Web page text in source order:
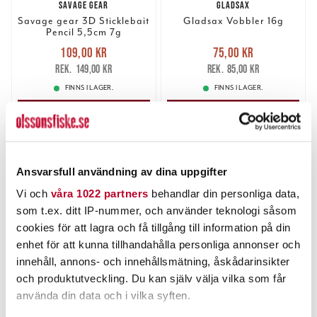
Ansvarsfull användning av dina uppgifter
Vi och våra 1022 partners behandlar din personliga data,
som t.ex. ditt IP-nummer, och använder teknologi såsom
cookies för att lagra och få tillgång till information på din
enhet för att kunna tillhandahålla personliga annonser och
innehåll, annons- och innehållsmätning, åskådarinsikter
och produktutveckling. Du kan själv välja vilka som får
använda din data och i vilka syften.
SAVAGE GEAR
Savage gear 3D Sticklebait
Pencil 5,5cm 7g
Nuvarande pris
109,00 krTidigare pris
149,00 kr
109,00 kr
149,00 kr
FINNS I LAGER.
LÄS MER
GLADSAX
Gladsax Vobbler 16g
Nuvarande pris
75,00 krTidigare pris
85,00 kr
75,00 kr
85,00 kr
FINNS I LAGER.
LÄS MER
SPÖKET